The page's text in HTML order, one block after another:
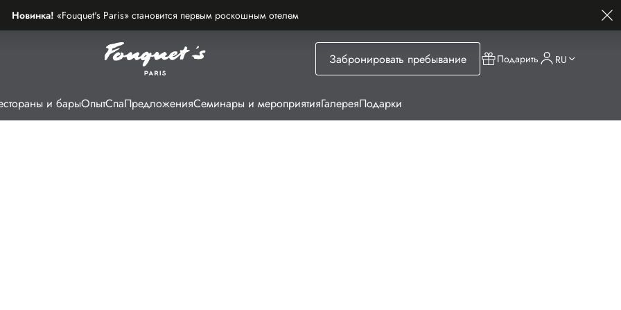
Новинка! «Fouquet's Paris» становится первым роскошным отелем
на самом красивом проспекте в мире
Забронировать пребывание Подарить RU
и барыОпытСпаПредложенияСеминары и мероприятияГалереяПодарки